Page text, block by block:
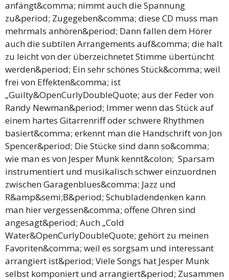
anfängt&comma; nimmt auch die Spannung
zu&period; Zugegeben&comma; diese CD muss man
mehrmals anhören&period; Dann fallen dem Hörer
auch die subtilen Arrangements auf&comma; die halt
zu leicht von der überzeichnetet Stimme übertüncht
werden&period; Ein sehr schönes Stück&comma; weil
frei von Effekten&comma; ist
„Guilty&OpenCurlyDoubleQuote; aus der Feder von
Randy Newman&period; Immer wenn das Stück auf
einem hartes Gitarrenriff oder schwere Rhythmen
basiert&comma; erkennt man die Handschrift von Jon
Spencer&period; Die Stücke sind dann so&comma;
wie man es von Jesper Munk kennt&colon; Sparsam
instrumentiert und musikalisch schwer einzuordnen
zwischen Garagenblues&comma; Jazz und
R&amp&semi;B&period; Schubladendenken kann
man hier vergessen&comma; offene Ohren sind
angesagt&period; Auch „Cold
Water&OpenCurlyDoubleQuote; gehört zu meinen
Favoriten&comma; weil es sorgsam und interessant
arrangiert ist&period; Viele Songs hat Jesper Munk
selbst komponiert und arrangiert&period; Zusammen